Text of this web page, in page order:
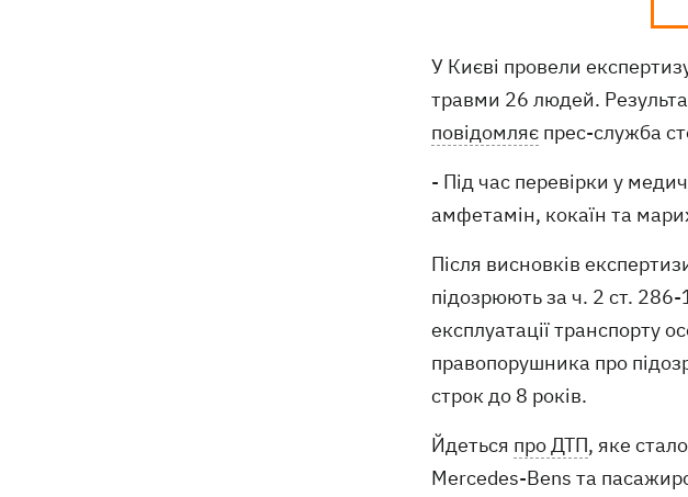
У Києві провели
травми 26 людей.
повідомляє прес-служба
- Під час перевірки у
амфетамін, кокаїн та
Після висновків
підозрюють за ч. 2 ст.
експлуатації транспорту
правопорушника про
строк до 8 років.
Йдеться про ДТП, яке
Mercedes-Bens та